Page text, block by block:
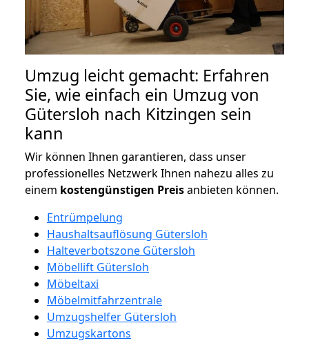
Umzug leicht gemacht: Erfahren
Sie, wie einfach ein Umzug von
Gütersloh nach Kitzingen sein
kann
Wir können Ihnen garantieren, dass unser
professionelles Netzwerk Ihnen nahezu alles zu
einem kostengünstigen Preisanbieten können.
Entrümpelung
Haushaltsauflösung Gütersloh
Halteverbotszone Gütersloh
Möbellift Gütersloh
Möbeltaxi
Möbelmitfahrzentrale
Umzugshelfer Gütersloh
Umzugskartons